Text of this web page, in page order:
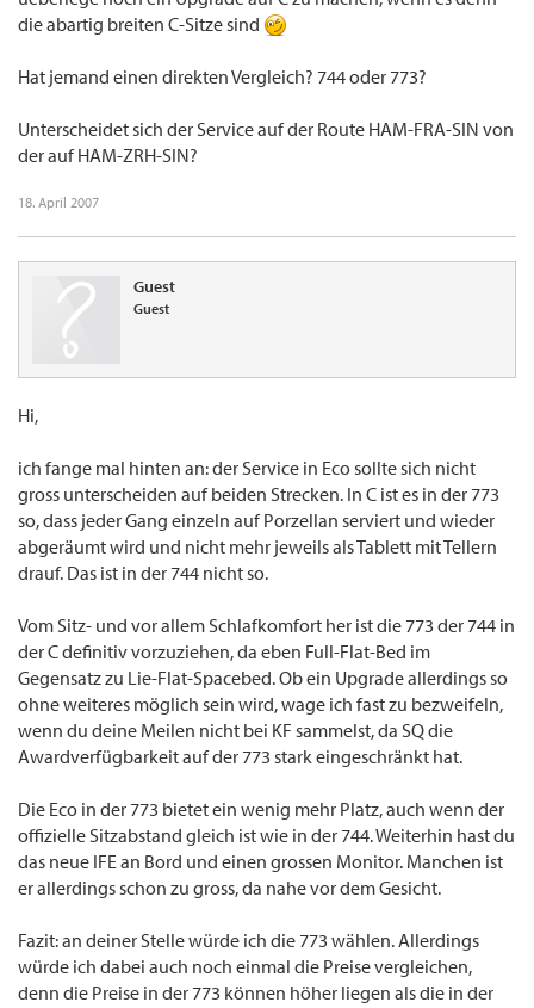
die abartig breiten C-Sitze sind
Hat jemand einen direkten Vergleich? 744 oder 773?
Unterscheidet sich der Service auf der Route HAM-FRA-SIN von
der auf HAM-ZRH-SIN?
18. April 2007
Guest
Guest
Hi,
ich fange mal hinten an: der Service in Eco sollte sich nicht
gross unterscheiden auf beiden Strecken. In C ist es in der 773
so, dass jeder Gang einzeln auf Porzellan serviert und wieder
abgeräumt wird und nicht mehr jeweils als Tablett mit Tellern
drauf. Das ist in der 744 nicht so.
Vom Sitz- und vor allem Schlafkomfort her ist die 773 der 744 in
der C definitiv vorzuziehen, da eben Full-Flat-Bed im
Gegensatz zu Lie-Flat-Spacebed. Ob ein Upgrade allerdings so
ohne weiteres möglich sein wird, wage ich fast zu bezweifeln,
wenn du deine Meilen nicht bei KF sammelst, da SQ die
Awardverfügbarkeit auf der 773 stark eingeschränkt hat.
Die Eco in der 773 bietet ein wenig mehr Platz, auch wenn der
offizielle Sitzabstand gleich ist wie in der 744. Weiterhin hast du
das neue IFE an Bord und einen grossen Monitor. Manchen ist
er allerdings schon zu gross, da nahe vor dem Gesicht.
Fazit: an deiner Stelle würde ich die 773 wählen. Allerdings
würde ich dabei auch noch einmal die Preise vergleichen,
denn die Preise in der 773 können höher liegen als die in der